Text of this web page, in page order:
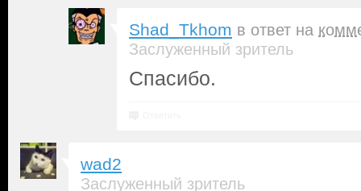
Shad_Tkhom в ответ на
Заслуженный зритель
Спасибо.
wad2
Заслуженный зритель